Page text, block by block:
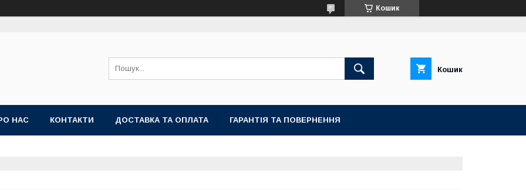
Кошик
Кошик
НАС КОНТАКТИ ДОСТАВКА ТА ОПЛАТА ГАРАНТІЯ ТА ПОВЕРНЕННЯ